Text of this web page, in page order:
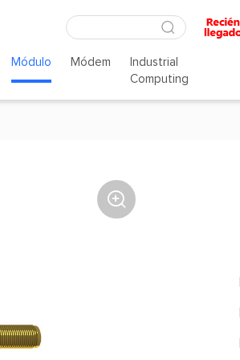
Módulo Módem
Industrial
Computing
